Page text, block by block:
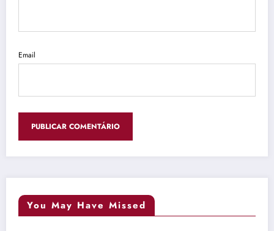
Email
You May Have Missed